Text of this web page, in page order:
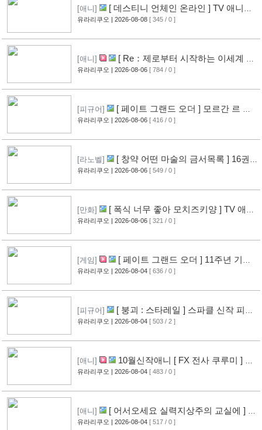
[애니]
[ 데스티니 언체인 온라인 ] TV 애니메
이션화 결정 [9]
유라리쿠오 | 2026-08-08 [ 345 / 0 ]
[애니]
[ Re：제로부터 시작하는 이세계 생
활 ] 4기 탈환편 PV 영상 공개
유라리쿠오 | 2026-08-06 [ 784 / 0 ]
[피규어]
[ 페이트 그랜드 오더 ] 모르간 르 페
이 신작 피규어 공개 [10]
유라리쿠오 | 2026-08-06 [ 416 / 0 ]
[라노벨]
[ 창약 어떤 마술의 금서목록 ] 16권
표지 공개
[13]
유라리쿠오 | 2026-08-06 [ 549 / 0 ]
[만화]
[ 폭식 너무 좋아 모치즈키양 ] TV 애니
메이션화 결정 [13]
유라리쿠오 | 2026-08-06 [ 321 / 0 ]
[게임]
[ 페이트 그랜드 오더 ] 11주년 기념
영상 공개
[11]
유라리쿠오 | 2026-08-04 [ 636 / 0 ]
[피규어]
[ 붕괴 : 스타레일 ] 스파클 신작 피규
어 공개
[8]
유라리쿠오 | 2026-08-04 [ 503 / 2 ]
[애니]
10월신작애니 [ FX 전사 쿠루미 ] PV
영상 공개
[9]
유라리쿠오 | 2026-08-04 [ 483 / 0 ]
[애니]
[ 어서오세요 실력지상주의 교실에 ] 블
루레이 VOL.2 표지 공개 [10]
유라리쿠오 | 2026-08-04 [ 517 / 0 ]